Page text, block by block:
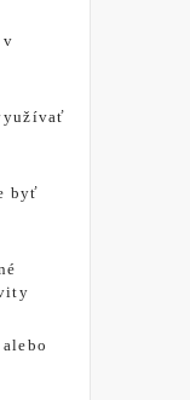
v
byť